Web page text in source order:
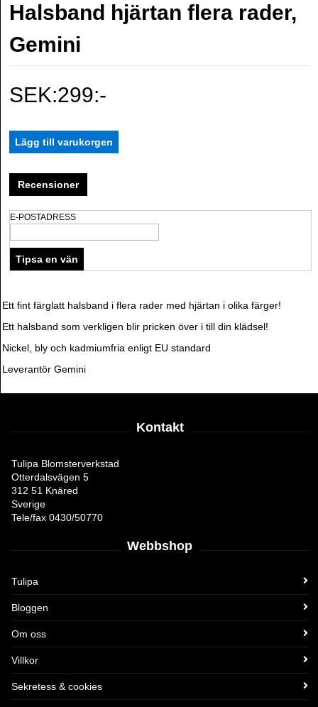
Halsband hjärtan flera rader,
Gemini
SEK:299:-
Recensioner
E-POSTADRESS
Ett fint färglatt halsband i flera rader med hjärtan i olika färger!
Ett halsband som verkligen blir pricken över i till din klädsel!
Nickel, bly och kadmiumfria enligt EU standard
Leverantör Gemini
Kontakt
Tulipa Blomsterverkstad
Otterdalsvägen 5
312 51 Knäred
Sverige
Tele/fax 0430/50770
Webbshop
Tulipa
Bloggen
Om oss
Villkor
Sekretess & cookies